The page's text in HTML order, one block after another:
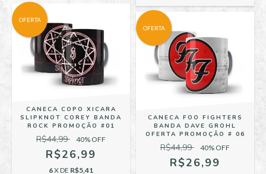
OFERTA
CANECA COPO XICARA
SLIPKNOT COREY BANDA
ROCK PROMOÇÃO #01
R$44,99 40% OFF
R$26,99
6X DE R$5,41
OFERTA
CANECA FOO FIGHTERS
BANDA DAVE GROHL
OFERTA PROMOÇÃO # 06
R$44,99 40% OFF
R$26,99